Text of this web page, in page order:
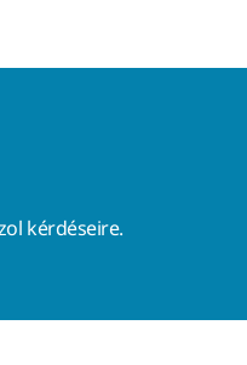
kérdéseire.